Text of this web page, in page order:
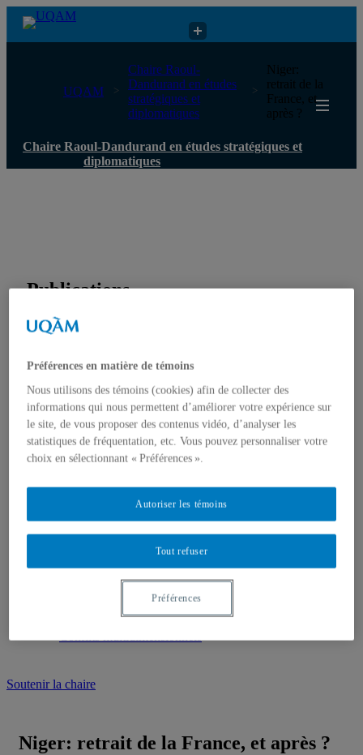
Chaire Raoul-Dandurand en études stratégiques et diplomatiques
UQAM
Chaire Raoul-
Dandurand en études
stratégiques et
diplomatiques
Niger:
retrait de la
France, et
après ?
Chaire Raoul-Dandurand en études stratégiques et
diplomatiques
Publications
Toutes les publications
Géopolitique
Moyen-Orient et Afrique du Nord
Conflits multidimensionnels
Évènements
Évènements à venir
Dans les médias
Moyen-Orient et Afrique du Nord
Conflits multidimensionnels
Soutenir la chaire
Niger: retrait de la France, et après ?
Préférences en matière de témoins
Nous utilisons des témoins (cookies) afin de collecter des
informations qui nous permettent d’améliorer votre expérience sur
le site, de vous proposer des contenus vidéo, d’analyser les
statistiques de fréquentation, etc. Vous pouvez personnaliser votre
choix en sélectionnant « Préférences ».
Tout refuser
Autoriser les témoins
Préférences